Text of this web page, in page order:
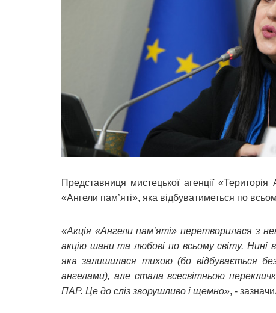
Представниця мистецької агенції «Територія
«Ангели пам’яті», яка відбуватиметься по
«Акція «Ангели пам’яті» перетворилася з
акцію шани та любові по всьому світу. Нині
яка залишилася тихою (бо відбувається
ангелами), але стала всесвітньою
ПАР. Це до сліз зворушливо і щемно», -